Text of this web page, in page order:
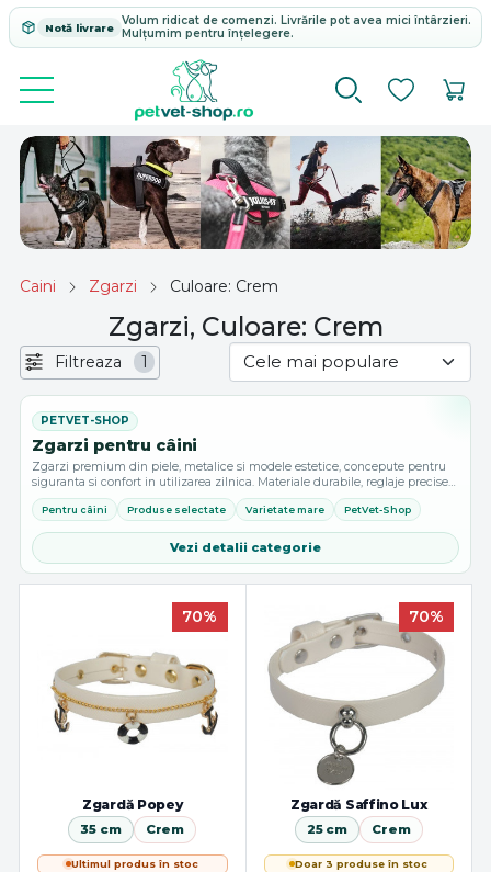
Notă livrare
Volum ridicat de comenzi. Livrările pot avea mici întârzieri.
Mulțumim pentru înțelegere.
Caini Zgarzi Culoare: Crem
Zgarzi, Culoare: Crem
Filtreaza 1
Zgarzi pentru câini
Zgarzi premium din piele, metalice si modele estetice, concepute pentru
siguranta si confort in utilizarea zilnica. Materiale durabile, reglaje precise
si opțiuni adaptate tuturor taliilor. Pentru o potrivire corecta...
Pentru câini Produse selectate Varietate mare PetVet-Shop
Vezi detalii categorie
70%
Zgardă Popey
35 cm Crem
Ultimul produs în stoc
70%
Zgardă Saffino Lux
25 cm Crem
Doar 3 produse în stoc